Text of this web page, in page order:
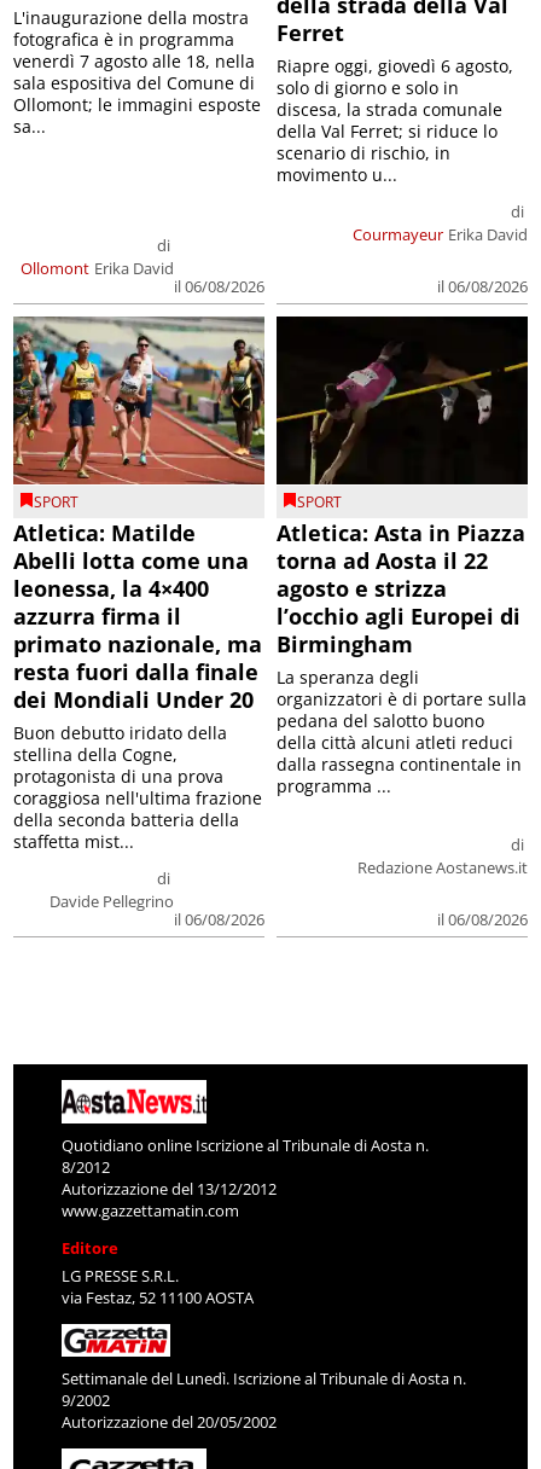
Ollomont
di
Erika David
il 06/08/2026
L'inaugurazione della mostra
fotografica è in programma
venerdì 7 agosto alle 18, nella
sala espositiva del Comune di
Ollomont; le immagini esposte
sa...
Ferret
Courmayeur
di
Erika David
il 06/08/2026
Riapre oggi, giovedì 6 agosto,
solo di giorno e solo in
discesa, la strada comunale
della Val Ferret; si riduce lo
scenario di rischio, in
movimento u...
SPORT
Atletica: Matilde
Abelli lotta come una
leonessa, la 4×400
azzurra firma il
primato nazionale, ma
resta fuori dalla finale
dei Mondiali Under 20
di
Davide Pellegrino
il 06/08/2026
Buon debutto iridato della
stellina della Cogne,
protagonista di una prova
coraggiosa nell'ultima frazione
della seconda batteria della
staffetta mist...
SPORT
Atletica: Asta in Piazza
torna ad Aosta il 22
agosto e strizza
l’occhio agli Europei di
Birmingham
di
Redazione Aostanews.it
il 06/08/2026
La speranza degli
organizzatori è di portare sulla
pedana del salotto buono
della città alcuni atleti reduci
dalla rassegna continentale in
programma ...
Quotidiano online Iscrizione al Tribunale di Aosta n.
8/2012
Autorizzazione del 13/12/2012
www.gazzettamatin.com
Editore
LG PRESSE S.R.L.
via Festaz, 52 11100 AOSTA
Settimanale del Lunedì. Iscrizione al Tribunale di Aosta n.
9/2002
Autorizzazione del 20/05/2002